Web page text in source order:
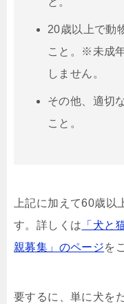
20歳以上で動
こと。※未成
しません。
その他、適切
こと。
上記に加えて60歳以
す。詳しくは 「犬と
親募集」のページを
要するに、単に犬を